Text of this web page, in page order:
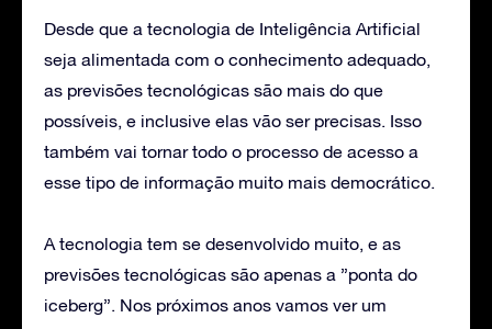
Desde que a tecnologia de Inteligência Artificial
seja alimentada com o conhecimento adequado,
as previsões tecnológicas são mais do que
possíveis, e inclusive elas vão ser precisas. Isso
também vai tornar todo o processo de acesso a
esse tipo de informação muito mais democrático.
A tecnologia tem se desenvolvido muito, e as
previsões tecnológicas são apenas a ”ponta do
iceberg”. Nos próximos anos vamos ver um